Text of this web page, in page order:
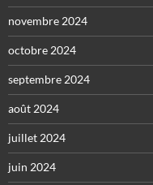
novembre 2024
octobre 2024
septembre 2024
août 2024
juillet 2024
juin 2024